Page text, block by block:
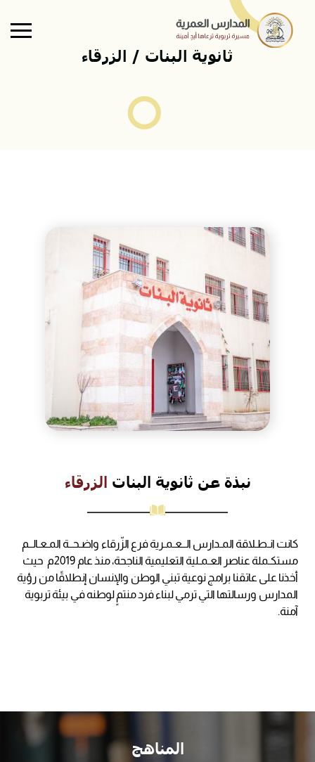
Skip to main content
ثانوية البنات / الزرقاء
نبذة عن ثانوية البنات الزرقاء
كانت انـطـلاقة المـدارس الــعـمـرية فرع الزّرقاء واضـحــة المـعـالــم
مستكـملة عناصر العـمـلية التعليمية الناجحة، منذ عام 2019م حيث
أخذنا على عاتقنا برامج نوعية تبني الوطن والإنسان إنطلاقًا من رؤية
المدارس ورسالتها التي ترمي لبناء فرد منتمٍ لوطنه في بيئة تربوية
آمنة.
المناهج